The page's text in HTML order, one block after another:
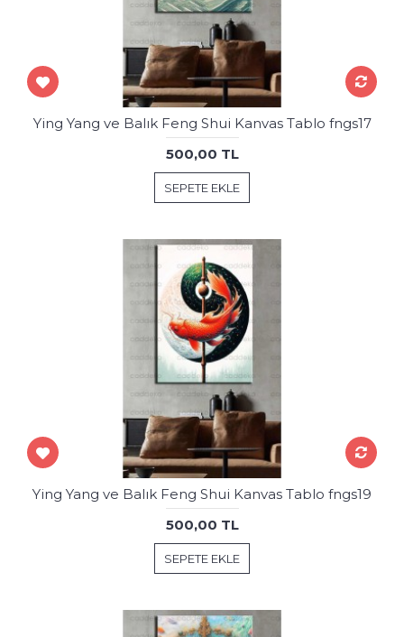
Ying Yang ve Balık Feng Shui Kanvas Tablo fngs17
500,00 TL
SEPETE EKLE
Ying Yang ve Balık Feng Shui Kanvas Tablo fngs19
500,00 TL
SEPETE EKLE